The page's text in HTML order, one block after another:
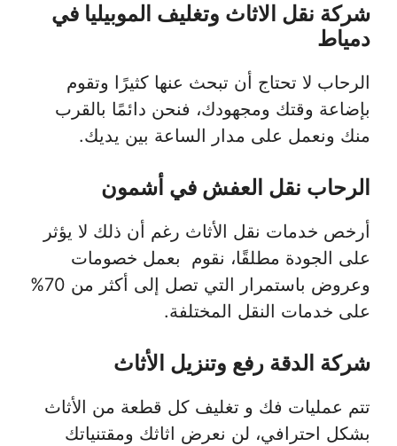
شركة نقل الاثاث وتغليف الموبيليا في
دمياط
الرحاب لا تحتاج أن تبحث عنها كثيرًا وتقوم
بإضاعة وقتك ومجهودك، فنحن دائمًا بالقرب
منك ونعمل على مدار الساعة بين يديك.
الرحاب نقل العفش في أشمون
أرخص خدمات نقل الأثاث رغم أن ذلك لا يؤثر
على الجودة مطلقًا، نقوم بعمل خصومات
وعروض باستمرار التي تصل إلى أكثر من 70%
على خدمات النقل المختلفة.
شركة الدقة رفع وتنزيل الأثاث
تتم عمليات فك و تغليف كل قطعة من الأثاث
بشكل احترافي، لن نعرض اثاثك ومقتنياتك